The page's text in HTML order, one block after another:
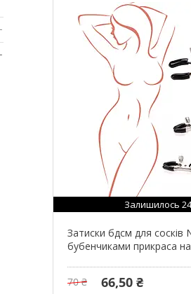
Залишилось 24
Затиски бдсм для сосків
бубенчиками прикраса
70 ₴ 66,50 ₴